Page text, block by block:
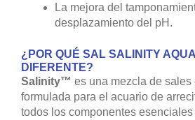
La mejora del
desplazamiento del pH.
¿POR QUÉ SAL SALINITY
DIFERENTE?
Salinity™ es una mezcla de
formulada para el acuario de
todos los componentes